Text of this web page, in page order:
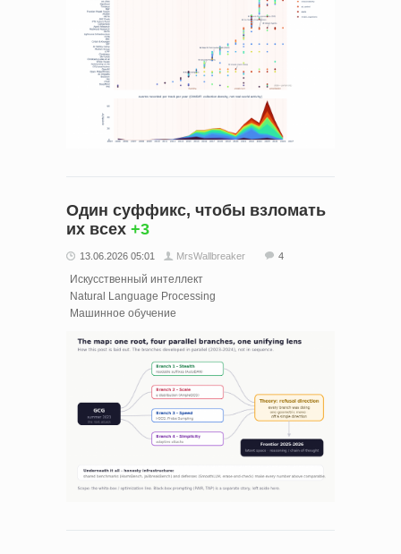
Один суффикс, чтобы взломать
их всех +3
13.06.2026 05:01 MrsWallbreaker 4
Искусственный интеллект
Natural Language Processing
Машинное обучение